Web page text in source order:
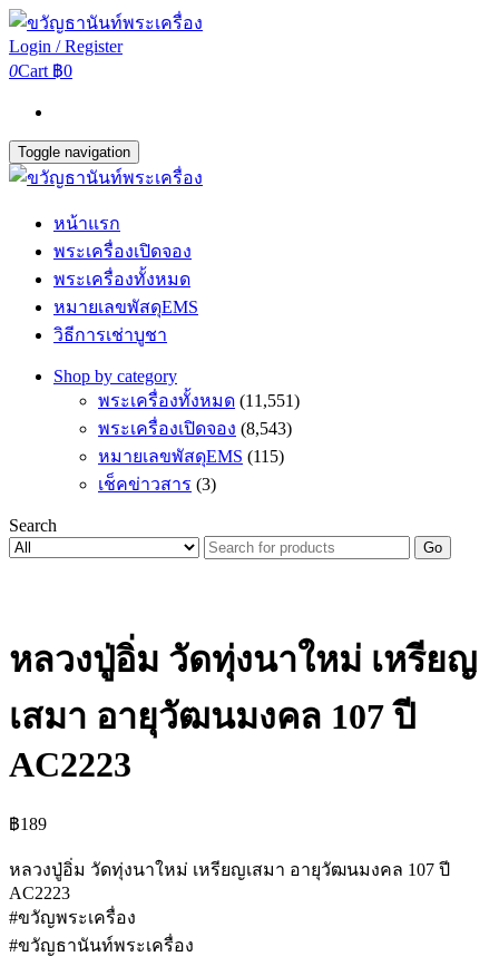
Login / Register
0Cart ฿0
Toggle navigation
หน้าแรก
พระเครื่องเปิดจอง
พระเครื่องทั้งหมด
หมายเลขพัสดุEMS
วิธีการเช่าบูชา
Shop by category
พระเครื่องทั้งหมด (11,551)
พระเครื่องเปิดจอง (8,543)
หมายเลขพัสดุEMS (115)
เช็คข่าวสาร (3)
Search
Go
หลวงปู่อิ่ม วัดทุ่งนาใหม่ เหรียญ
เสมา อายุวัฒนมงคล 107 ปี
AC2223
฿189
หลวงปู่อิ่ม วัดทุ่งนาใหม่ เหรียญเสมา อายุวัฒนมงคล 107 ปี
AC2223
#ขวัญพระเครื่อง
#ขวัญธานันท์พระเครื่อง